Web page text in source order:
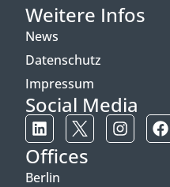
Weitere Infos
News
Datenschutz
Impressum
Social Media
Offices
Berlin